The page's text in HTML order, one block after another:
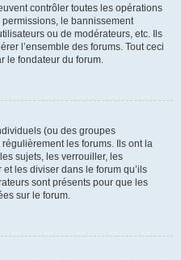
contrôler toutes les opérations
le bannissement
ou de modérateurs, etc. Ils
l’ensemble des forums. Tout ceci
le fondateur du forum.
(ou des groupes
les forums. Ils ont la
sujets, les verrouiller, les
les diviser dans le forum qu’ils
sont présents pour que les
sur le forum.